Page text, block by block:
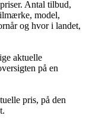
Antal tilbud,
model,
og hvor i landet,
aktuelle
på en
pris, på den